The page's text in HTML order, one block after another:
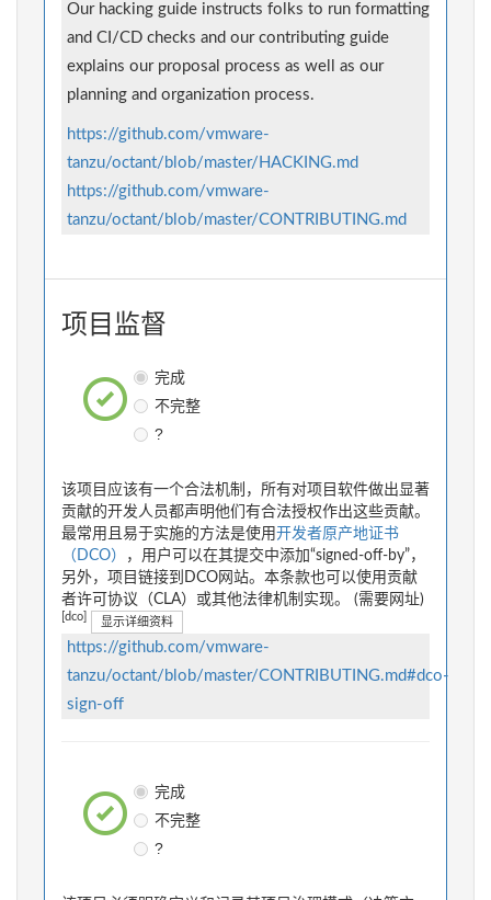
Our hacking guide instructs folks to run formatting
and CI/CD checks and our contributing guide
explains our proposal process as well as our
planning and organization process.
https://github.com/vmware-
tanzu/octant/blob/master/HACKING.md
https://github.com/vmware-
tanzu/octant/blob/master/CONTRIBUTING.md
项目监督
完成
不完整
?
该项目应该有一个合法机制，所有对项目软件做出显著
贡献的开发人员都声明他们有合法授权作出这些贡献。
最常用且易于实施的方法是使用开发者原产地证书
（DCO）
，用户可以在其提交中添加“signed-off-by”，
另外，项目链接到DCO网站。本条款也可以使用贡献
者许可协议（CLA）或其他法律机制实现。 (需要网址)
[dco] 显示详细资料
https://github.com/vmware-
tanzu/octant/blob/master/CONTRIBUTING.md#dco-
sign-off
完成
不完整
?